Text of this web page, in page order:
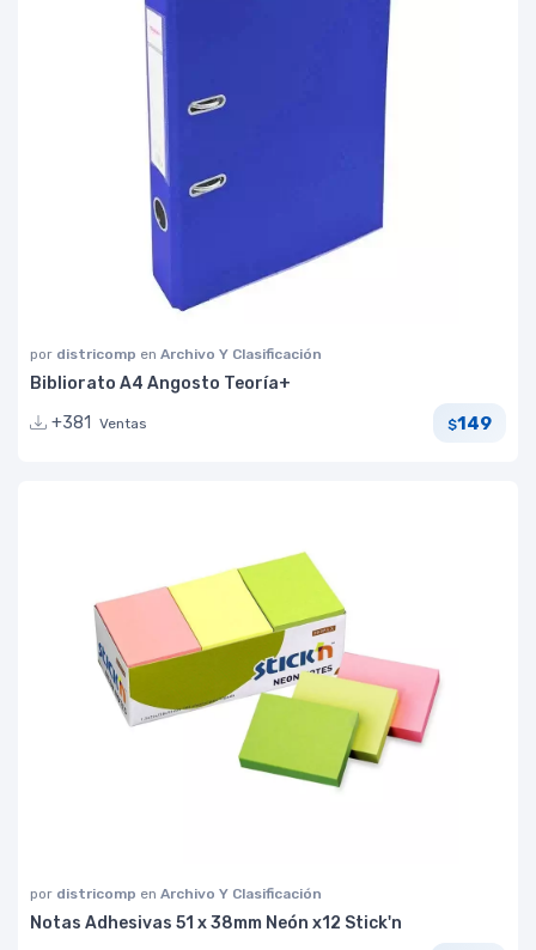
por districomp en Archivo Y Clasificación
Bibliorato A4 Angosto Teoría+
+381
Ventas $149
por districomp en Archivo Y Clasificación
Notas Adhesivas 51 x 38mm Neón x12 Stick'n